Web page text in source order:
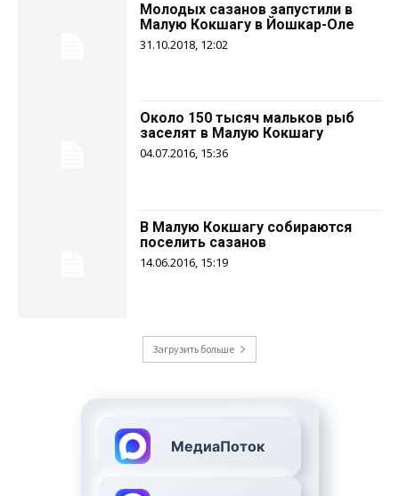
Молодых сазанов запустили в
Малую Кокшагу в Йошкар-Оле
31.10.2018, 12:02
Около 150 тысяч мальков рыб
заселят в Малую Кокшагу
04.07.2016, 15:36
В Малую Кокшагу собираются
поселить сазанов
14.06.2016, 15:19
Загрузить больше
МедиаПоток